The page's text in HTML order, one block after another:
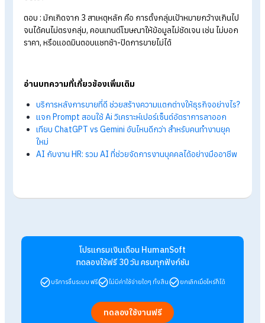
สร้างเนื้อหาเพื่อให้ระบบแนะนำไปสู่คนดูตามธรรมชาติ ซึ่งต้องใช้เว
สะสมความน่าเชื่อถือนานกว่า แต่ได้ผลลัพธ์ที่ยั่งยืนในระยะยาวโดย
ต้องจ่ายค่าโฆษณาเรื่อย ๆ ครับ
ตอบ : เริ่มต้นได้แน่นอน หลายแพลตฟอร์ม เช่น Facebook และ
TikTok อนุญาตให้ตั้งงบประมาณขั้นต่ำเริ่มต้นเพียงวันละ 30-100
บาทเท่านั้น
ถาม : เริ่มต้นยิงแอดเอง หรือควรจ้างผู้เชี่ยวชาญดีกว่ากัน?
กลไกตลาดและปรับเปลี่ยนแผนได้คล่องตัวกว่า แต่หากธุรกิจคุณเ
เติบโต มีงบประมาณสูง ยอดขายเริ่มนิ่ง ไม่มีเวลามานั่งวิเคราะห์สถิ
ค่ากว่าในด้านประสิทธิภาพครับ